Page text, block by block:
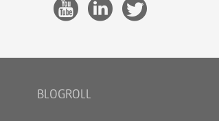
BLOGROLL